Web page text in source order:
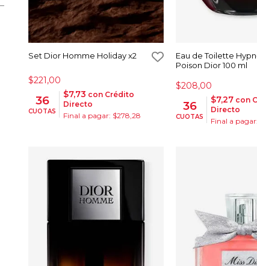
Set Dior Homme Holiday x2
$221,00
36
CUOTAS
$7,73 con Crédito
Directo
Final a pagar: $278,28
Eau de Toilette
Poison Dior 100 ml
$208,00
36
CUOTAS
$7,27 con
Directo
Final a